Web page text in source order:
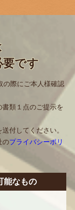
要です
の際にご本人様確認
類１点のご提示を
付してください。
のプライバシーポリ
能なもの